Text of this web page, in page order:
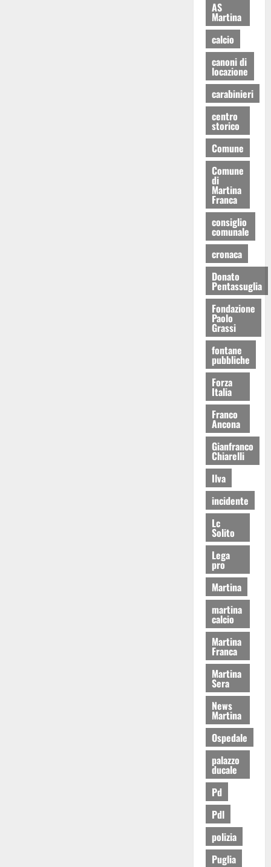
AS
Martina
calcio
canoni di
locazione
carabinieri
centro
storico
Comune
Comune
di
Martina
Franca
consiglio
comunale
cronaca
Donato
Pentassuglia
Fondazione
Paolo
Grassi
fontane
pubbliche
Forza
Italia
Franco
Ancona
Gianfranco
Chiarelli
Ilva
incidente
Lc
Solito
Lega
pro
Martina
martina
calcio
Martina
Franca
Martina
Sera
News
Martina
Ospedale
palazzo
ducale
Pd
Pdl
polizia
Puglia